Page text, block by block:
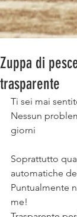
Zuppa di
trasparente⠀
Ti sei mai
Nessun
giorni⠀
Soprattutto
automatiche
Puntualmente
me!⠀